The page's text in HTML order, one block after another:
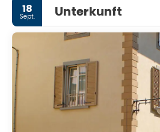
dem Wettbewerb "Die schönsten
von einem Verband durchgeführt
italienische Städte mit
Interesse überwacht. Im Jahr 2018
Stadt in der Lombardei, die unter
Städten Italiens landete.
18
Sept. Unterkunft